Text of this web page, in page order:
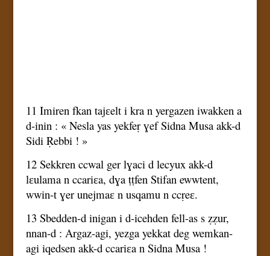
11 Imiren fkan tajɛelt i kra n yergazen iwakken a
d-inin : « Nesla yas yekfeṛ ɣef Sidna Musa akk-d
Sidi Ṛebbi ! »
12 Sekkren ccwal ger lɣaci d lecyux akk-d
lɛulama n ccariɛa, dɣa ṭṭfen Stifan ewwtent,
wwin-t ɣer unejmaɛ n usqamu n ccṛeɛ.
13 Sbedden-d inigan i d-icehden fell-as s ẓẓur,
nnan-d : Argaz-agi, yezga yekkat deg wemkan-
agi iqedsen akk-d ccariɛa n Sidna Musa !